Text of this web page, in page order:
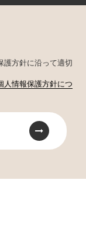
護方針に沿って適切
人情報保護方針につ